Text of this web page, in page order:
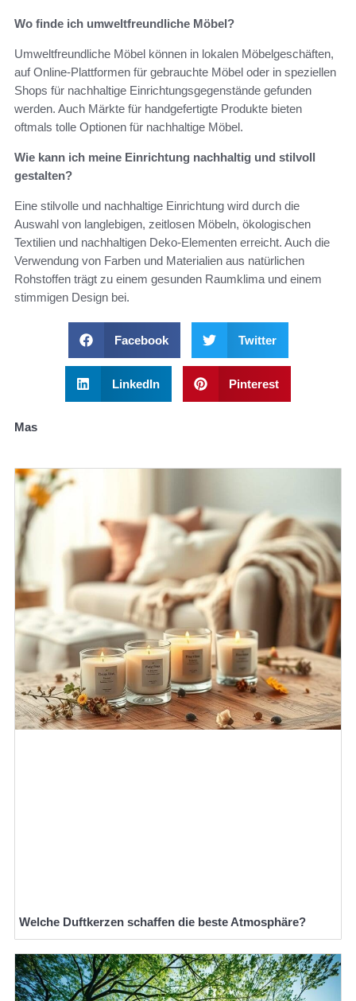
Wo finde ich umweltfreundliche Möbel?
Umweltfreundliche Möbel können in lokalen Möbelgeschäften,
auf Online-Plattformen für gebrauchte Möbel oder in speziellen
Shops für nachhaltige Einrichtungsgegenstände gefunden
werden. Auch Märkte für handgefertigte Produkte bieten
oftmals tolle Optionen für nachhaltige Möbel.
Wie kann ich meine Einrichtung nachhaltig und stilvoll
gestalten?
Eine stilvolle und nachhaltige Einrichtung wird durch die
Auswahl von langlebigen, zeitlosen Möbeln, ökologischen
Textilien und nachhaltigen Deko-Elementen erreicht. Auch die
Verwendung von Farben und Materialien aus natürlichen
Rohstoffen trägt zu einem gesunden Raumklima und einem
stimmigen Design bei.
Facebook Twitter
LinkedIn Pinterest
Mas
Welche Duftkerzen schaffen die beste Atmosphäre?